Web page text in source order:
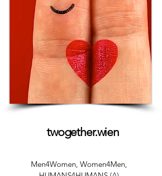
twogether.wien
Men4Women, Women4Men,